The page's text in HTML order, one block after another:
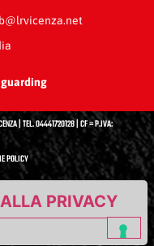
| TEL. 04441720128 | CF = P.IVA:
POLICY
PRIVACY